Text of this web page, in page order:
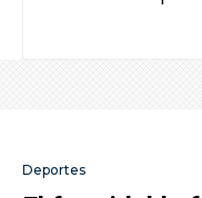
Deportes